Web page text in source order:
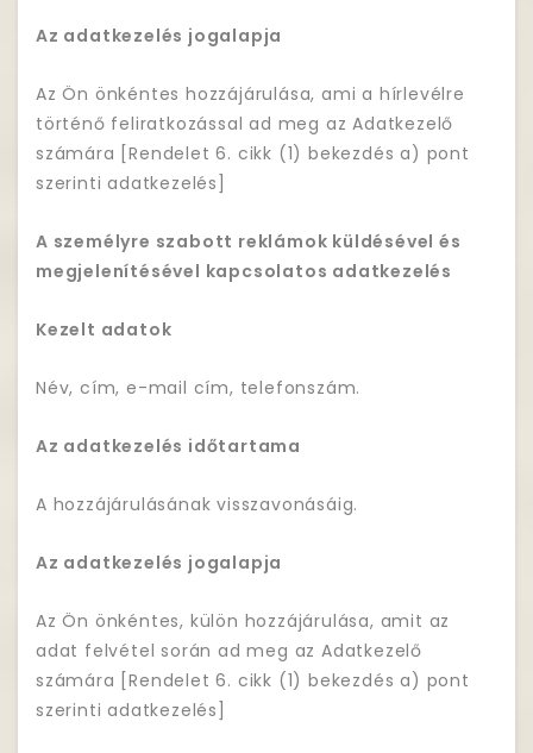
Az adatkezelés jogalapja
Az Ön önkéntes hozzájárulása, ami a hírlevélre
történő feliratkozással ad meg az Adatkezelő
számára [Rendelet 6. cikk (1) bekezdés a) pont
szerinti adatkezelés]
A személyre szabott reklámok küldésével és
megjelenítésével kapcsolatos adatkezelés
Kezelt adatok
Név, cím, e-mail cím, telefonszám.
Az adatkezelés időtartama
A hozzájárulásának visszavonásáig.
Az adatkezelés jogalapja
Az Ön önkéntes, külön hozzájárulása, amit az
adat felvétel során ad meg az Adatkezelő
számára [Rendelet 6. cikk (1) bekezdés a) pont
szerinti adatkezelés]